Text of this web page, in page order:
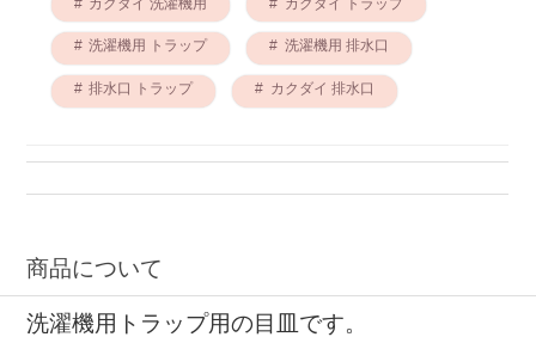
洗濯機用 トラップ 洗濯機用 排水口
排水口 トラップ カクダイ 排水口
商品について
洗濯機用トラップ用の目皿です。